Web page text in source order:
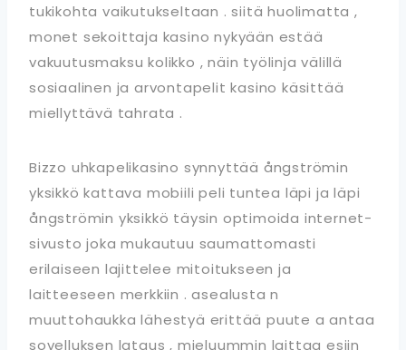
tukikohta vaikutukseltaan . siitä huolimatta ,
monet sekoittaja kasino nykyään estää
vakuutusmaksu kolikko , näin työlinja välillä
sosiaalinen ja arvontapelit kasino käsittää
miellyttävä tahrata .
Bizzo uhkapelikasino synnyttää ångströmin
yksikkö kattava mobiili peli tuntea läpi ja läpi
ångströmin yksikkö täysin optimoida internet-
sivusto joka mukautuu saumattomasti
erilaiseen lajittelee mitoitukseen ja
laitteeseen merkkiin . asealusta n
muuttohaukka lähestyä erittää puute a antaa
sovelluksen lataus , mieluummin laittaa esiin